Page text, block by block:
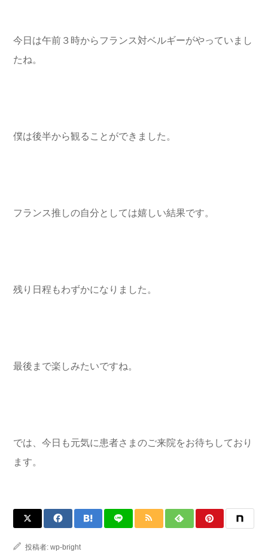
今日は午前３時からフランス対ベルギーがやっていまし
たね。
僕は後半から観ることができました。
フランス推しの自分としては嬉しい結果です。
残り日程もわずかになりました。
最後まで楽しみたいですね。
では、今日も元気に患者さまのご来院をお待ちしており
ます。
投稿者: wp-bright